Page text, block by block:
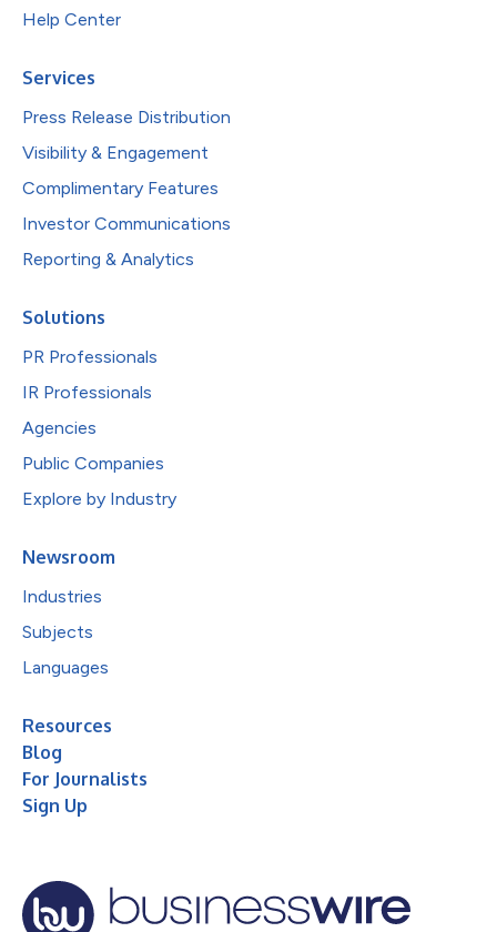
Help Center
Services
Press Release Distribution
Visibility & Engagement
Complimentary Features
Investor Communications
Reporting & Analytics
Solutions
PR Professionals
IR Professionals
Agencies
Public Companies
Explore by Industry
Newsroom
Industries
Subjects
Languages
Resources
Blog
For Journalists
Sign Up